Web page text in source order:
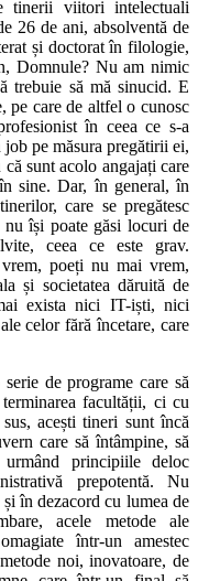
tinerii viitori intelectuali
26 de ani, absolventă de
și doctorat în filologie,
Domnule? Nu am nimic
trebuie să mă sinucid. E
pe care de altfel o cunosc
în ceea ce s-a
job pe măsura pregătirii ei,
sunt acolo angajați care
sine. Dar, în general, în
care se pregătesc
își poate găsi locuri de
ceea ce este grav.
poeți nu mai vrem,
și societatea dăruită de
exista nici IT-iști, nici
celor fără încetare, care
de programe care să
facultății, ci cu
acești tineri sunt încă
care să întâmpine, să
urmând principiile deloc
prepotentă. Nu
în dezacord cu lumea de
acele metode ale
într-un amestec
noi, inovatoare, de